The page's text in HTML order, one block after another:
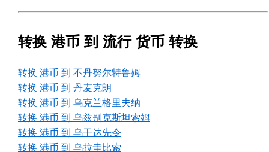
转换 港币 到 流行 货币 转换
转换 港币 到 不丹努尔特鲁姆
转换 港币 到 丹麦克朗
转换 港币 到 乌克兰格里夫纳
转换 港币 到 乌兹别克斯坦索姆
转换 港币 到 乌干达先令
转换 港币 到 乌拉圭比索